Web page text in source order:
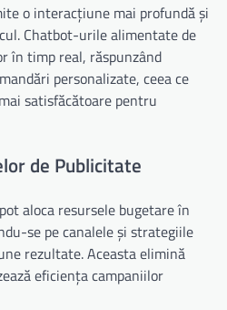
o interacțiune mai profundă și
Chatbot-urile alimentate de
în timp real, răspunzând
personalizate, ceea ce
satisfăcătoare pentru
de Publicitate
aloca resursele bugetare în
se pe canalele și strategiile
rezultate. Aceasta elimină
eficiența campaniilor